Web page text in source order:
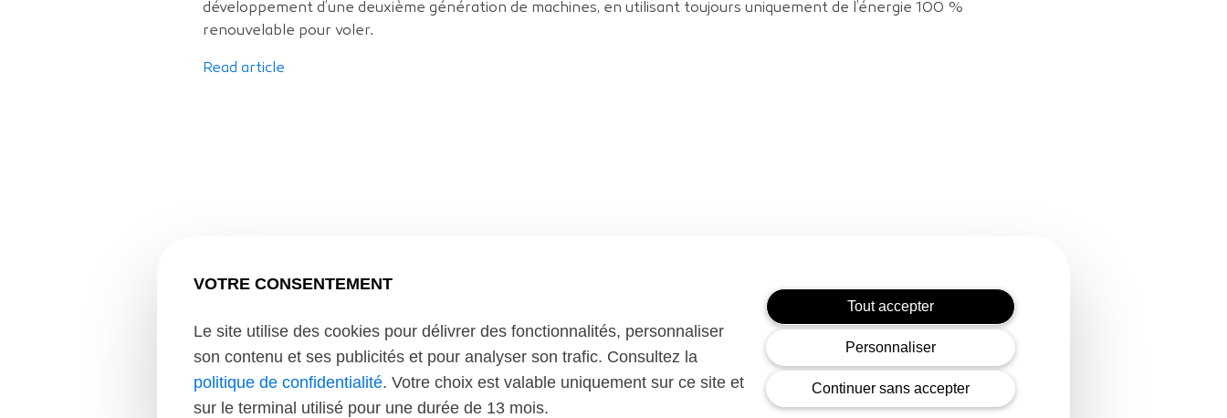
VOTRE CONSENTEMENT
Le site utilise des cookies pour délivrer des fonctionnalités, personnaliser
son contenu et ses publicités et pour analyser son trafic. Consultez la
politique de confidentialité. Votre choix est valable uniquement sur ce site et
sur le terminal utilisé pour une durée de 13 mois.
Tout accepter
Personnaliser
Continuer sans accepter
développement d’une deuxième génération de machines, en utilisant toujours uniquement de l’énergie 100 %
renouvelable pour voler.
Read article